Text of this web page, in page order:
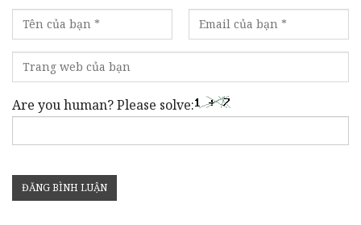
Are you human? Please solve: